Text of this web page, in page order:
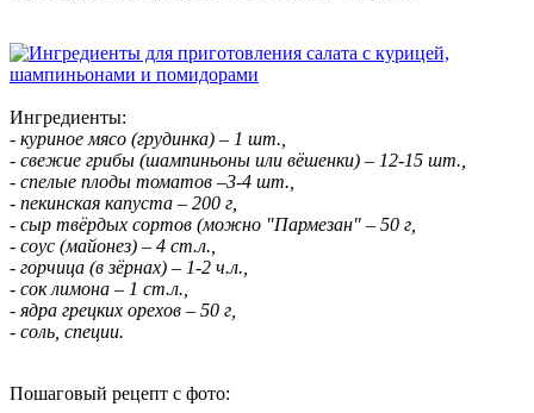
Ингредиенты:
- куриное мясо (грудинка) – 1 шт.,
- свежие грибы (шампиньоны или вёшенки) – 12-15 шт.,
- спелые плоды томатов –3-4 шт.,
- пекинская капуста – 200 г,
- сыр твёрдых сортов (можно "Пармезан" – 50 г,
- соус (майонез) – 4 ст.л.,
- горчица (в зёрнах) – 1-2 ч.л.,
- сок лимона – 1 ст.л.,
- ядра грецких орехов – 50 г,
- соль, специи.
Пошаговый рецепт с фото: